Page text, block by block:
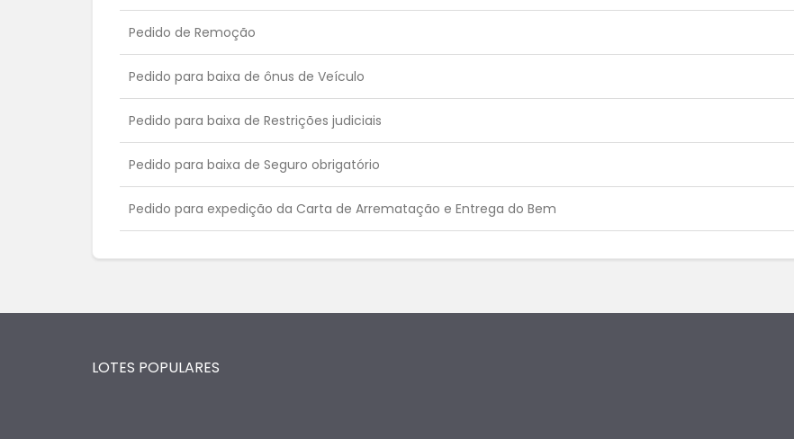
Pedido de Remoção
Pedido para baixa de ônus de Veículo
Pedido para baixa de Restrições judiciais
Pedido para baixa de Seguro obrigatório
Pedido para expedição da Carta de Arrematação e Entrega do Bem
LOTES POPULARES